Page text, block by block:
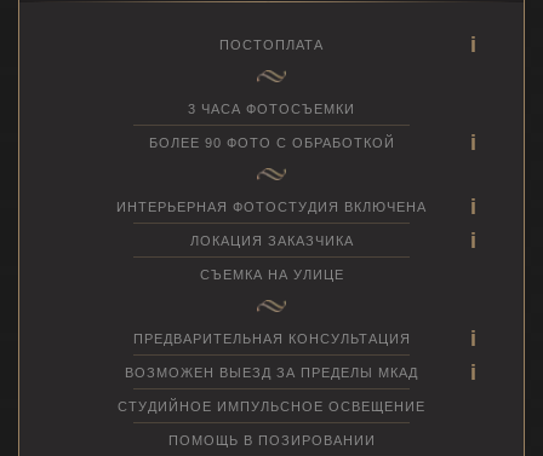
ПОСТОПЛАТА
3 ЧАСА ФОТОСЪЕМКИ
БОЛЕЕ 90 ФОТО С ОБРАБОТКОЙ
ИНТЕРЬЕРНАЯ ФОТОСТУДИЯ ВКЛЮЧЕНА
ЛОКАЦИЯ ЗАКАЗЧИКА
СЪЕМКА НА УЛИЦЕ
ПРЕДВАРИТЕЛЬНАЯ КОНСУЛЬТАЦИЯ
ВОЗМОЖЕН ВЫЕЗД ЗА ПРЕДЕЛЫ МКАД
СТУДИЙНОЕ ИМПУЛЬСНОЕ ОСВЕЩЕНИЕ
ПОМОЩЬ В ПОЗИРОВАНИИ